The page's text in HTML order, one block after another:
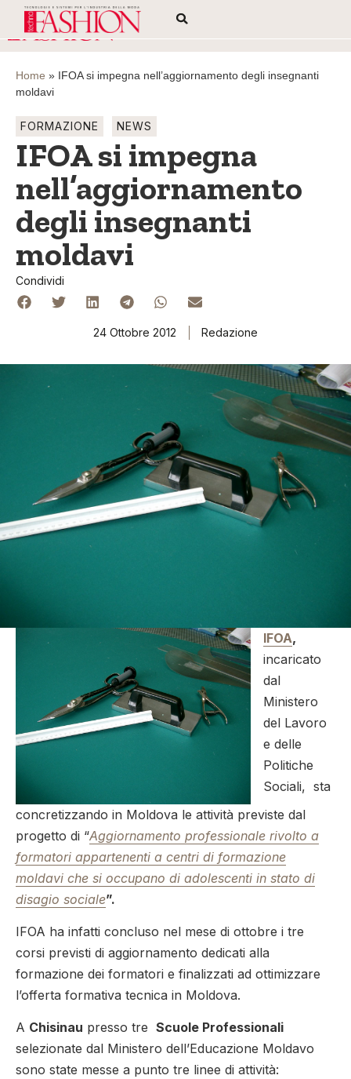
Home » IFOA si impegna nell’aggiornamento degli insegnanti
moldavi
FORMAZIONE NEWS
IFOA si impegna
nell’aggiornamento
degli insegnanti
moldavi
Condividi
24 Ottobre 2012 Redazione
IFOA,
incaricato
dal
Ministero
del Lavoro
e delle
Politiche
Sociali, sta
concretizzando in Moldova le attività previste dal
progetto di “Aggiornamento professionale rivolto a
formatori appartenenti a centri di formazione
moldavi che si occupano di adolescenti in stato di
disagio sociale”.
IFOA ha infatti concluso nel mese di ottobre i tre
corsi previsti di aggiornamento dedicati alla
formazione dei formatori e finalizzati ad ottimizzare
l’offerta formativa tecnica in Moldova.
A Chisinau presso tre Scuole Professionali
selezionate dal Ministero dell’Educazione Moldavo
sono state messe a punto tre linee di attività: